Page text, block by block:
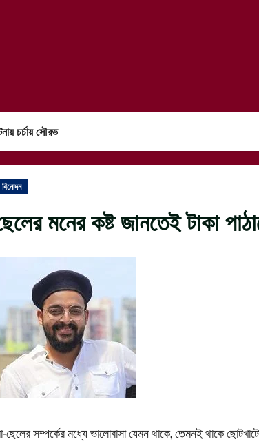
চর্চায় সৌরভ
বিনোদন
মনের কষ্ট জানতেই টাকা
ছেলের সম্পর্কের মধ্যে ভালোবাসা যেমন থাকে, তেমনই থাকে